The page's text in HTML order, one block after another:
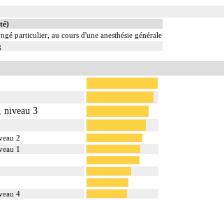
particulier, au cours d'une anesthésie générale
niveau 3
2
1
4